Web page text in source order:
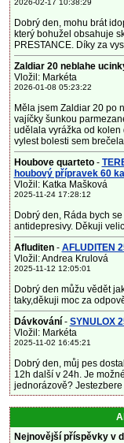
2026-02-17 10:38:29
Dobrý den, mohu brát
který bohužel obsahuje
PRESTANCE. Díky za
Zaldiar 20 neblahe
Vložil: Markéta
2026-01-08 05:23:22
Měla jsem Zaldiar 20 po
vajíčky šunkou
udělala vyrážka od
vylest bolesti sem
Houbove quarteto-
houbový přípravek 60
Vložil: Katka Mašková
2025-11-24 17:28:12
Dobrý den, Ráda bych
antidepresivy. Děkuji
Afluditen- AFLUDITEN
Vložil: Andrea Krulová
2025-11-12 12:05:01
Dobrý den můžu vědět
taky,děkuji moc za
Dávkování - SYNULOX
Vložil: Markéta
2025-11-02 16:45:21
Dobrý den, můj pes
12h další v 24h. Je
jednorázově?
Nejnovější příspěvky v